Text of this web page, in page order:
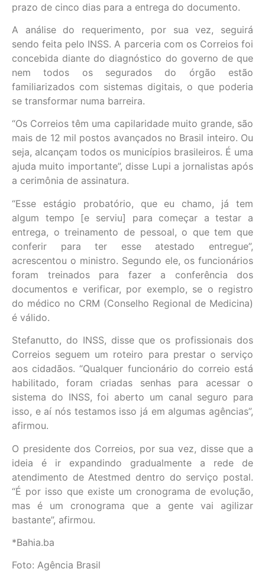
prazo de cinco dias para a entrega do documento.
A análise do requerimento, por sua vez, seguirá
sendo feita pelo INSS. A parceria com os Correios foi
concebida diante do diagnóstico do governo de que
nem todos os segurados do órgão estão
familiarizados com sistemas digitais, o que poderia
se transformar numa barreira.
“Os Correios têm uma capilaridade muito grande, são
mais de 12 mil postos avançados no Brasil inteiro. Ou
seja, alcançam todos os municípios brasileiros. É uma
ajuda muito importante”, disse Lupi a jornalistas após
a cerimônia de assinatura.
“Esse estágio probatório, que eu chamo, já tem
algum tempo [e serviu] para começar a testar a
entrega, o treinamento de pessoal, o que tem que
conferir para ter esse atestado entregue”,
acrescentou o ministro. Segundo ele, os funcionários
foram treinados para fazer a conferência dos
documentos e verificar, por exemplo, se o registro
do médico no CRM (Conselho Regional de Medicina)
é válido.
Stefanutto, do INSS, disse que os profissionais dos
Correios seguem um roteiro para prestar o serviço
aos cidadãos. “Qualquer funcionário do correio está
habilitado, foram criadas senhas para acessar o
sistema do INSS, foi aberto um canal seguro para
isso, e aí nós testamos isso já em algumas agências”,
afirmou.
O presidente dos Correios, por sua vez, disse que a
ideia é ir expandindo gradualmente a rede de
atendimento de Atestmed dentro do serviço postal.
“É por isso que existe um cronograma de evolução,
mas é um cronograma que a gente vai agilizar
bastante”, afirmou.
*Bahia.ba
Foto: Agência Brasil